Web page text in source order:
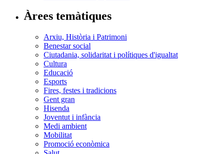
Àrees temàtiques
Arxiu, Història i Patrimoni
Benestar social
Ciutadania, solidaritat i polítiques d'igualtat
Cultura
Educació
Esports
Fires, festes i tradicions
Gent gran
Hisenda
Joventut i infància
Medi ambient
Mobilitat
Promoció econòmica